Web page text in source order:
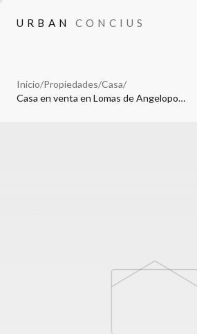
URBAN CONCIUS
URBAN CONCIUS
Inicio/Propiedades/Casa/
Casa en venta en Lomas de Angelopolis III, Cascatta, 4 recamaras.